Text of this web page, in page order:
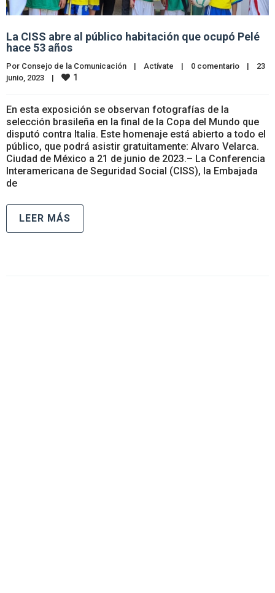
La CISS abre al público habitación que ocupó Pelé
hace 53 años
Por Consejo de la Comunicación | Actívate | 0 comentario |
23
junio, 2023 | 1
En esta exposición se observan fotografías de la
selección brasileña en la final de la Copa del Mundo que
disputó contra Italia. Este homenaje está abierto a todo el
público, que podrá asistir gratuitamente: Alvaro Velarca.
Ciudad de México a 21 de junio de 2023.– La Conferencia
Interamericana de Seguridad Social (CISS), la Embajada
de
LEER MÁS